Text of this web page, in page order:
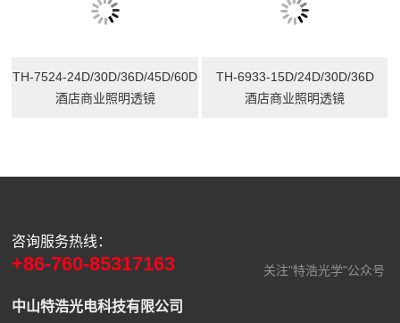
咨询服务热线：